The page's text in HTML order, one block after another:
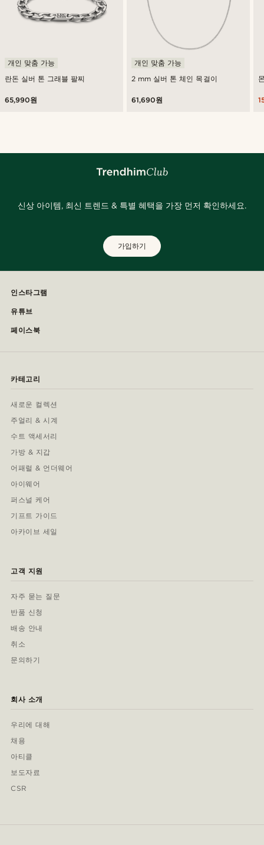
란돈 실버 톤 그래블 팔찌
개인 맞춤 가능
65,990원
2 mm 실버 톤 체인 목걸이
개인 맞춤 가능
61,690원
신상 아이템, 최신 트렌드 & 특별 혜택을 가장 먼저 확인하세요.
가입하기
인스타그램
유튜브
페이스북
카테고리
새로운 컬렉션
주얼리 & 시계
수트 액세서리
가방 & 지갑
어패럴 & 언더웨어
아이웨어
퍼스널 케어
기프트 가이드
아카이브 세일
고객 지원
자주 묻는 질문
반품 신청
배송 안내
취소
문의하기
회사 소개
우리에 대해
채용
아티클
보도자료
CSR